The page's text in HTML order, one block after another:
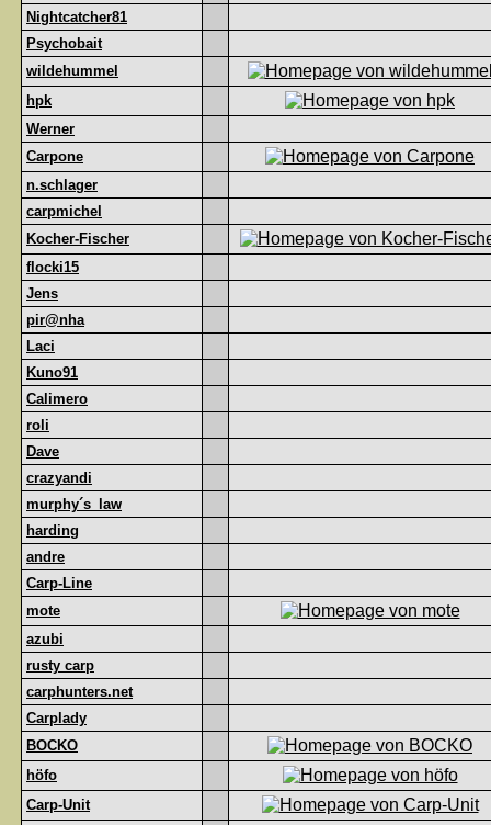
Nightcatcher81
Psychobait
wildehummel
hpk
Werner
Carpone
n.schlager
carpmichel
Kocher-Fischer
flocki15
Jens
pir@nha
Laci
Kuno91
Calimero
roli
Dave
crazyandi
murphy´s_law
harding
andre
Carp-Line
mote
azubi
rusty carp
carphunters.net
Carplady
BOCKO
höfo
Carp-Unit